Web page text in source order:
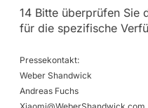
14 Bitte überprüfen Sie
für die spezifische
Pressekontakt:
Weber Shandwick
Andreas Fuchs